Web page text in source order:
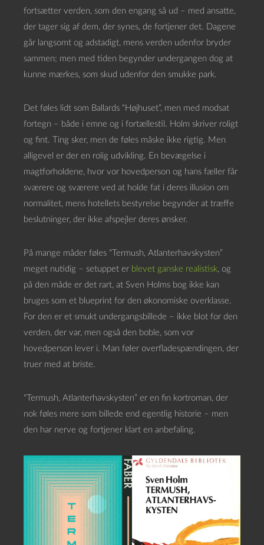
fortsætter verden, som den engang så ud – med ansatte,
der tager sig af dem, der synes, de fortjener det. Dagene
går langsomt og adstadigt, mens verden udenfor bryder
sammen; men med tiden begynder undergangen dog at
kunne mærkes, som skud udenfor den smukke park.
Det føles lidt som Ballards “Højhuset”, men med modsat
fortegn – både i emne og i fortællestil. Holm skriver roligt
og fint. Ting sker, men de føles måske ikke rigtig. Men
alligevel er der en rolig udvikling. En bevægelse i
magtforholdene, hvor vor hovedperson og hans fæller får
sværere og sværere ved at holde fat i deres illusion om
normalitet, mens hotellets bestyrelse begynder at træffe
beslutninger, der ikke afspejler deres ønsker.
På mange måder føles “Termush, Atlanterhavskysten”
meget nutidig – setuppet er blevet ganske realistisk, og
på den måde er det rart, at Sven Holms bog ikke kan
bruges som et blueprint for den økonomiske overklasse.
For den er et smukt undergangsbillede – ikke blot for den
verden, der var, men også den boble, som vor
hovedperson lever i. Man føler overfladespændingen, der
truer med at briste.
“Termush, Atlanterhavskysten” er en fin kortroman, der
nok føles mere som billede end egentlig historie – men
den har nerve og fortjener klart en anbefaling.